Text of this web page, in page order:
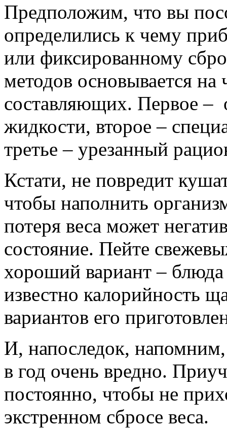
Предположим, что вы
определились к чему
или фиксированному
методов основывается на
составляющих. Первое –
жидкости, второе –
третье – урезанный
Кстати, не повредит
чтобы наполнить
потеря веса может
состояние. Пейте
хороший вариант – блюда
известно калорийность
вариантов его
И, напоследок,
в год очень вредно.
постоянно, чтобы не
экстренном сбросе веса.